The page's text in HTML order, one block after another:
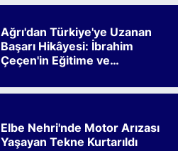
Ağrı'dan Türkiye'ye Uzanan
Başarı Hikâyesi: İbrahim
Çeçen'in Eğitime ve
Elbe Nehri'nde Motor Arızası
Yaşayan Tekne Kurtarıldı